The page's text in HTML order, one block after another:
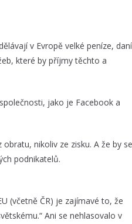
v Evropě velké peníze, daní
které by příjmy těchto a
jako je Facebook a
nikoliv ze zisku. A že by se
podnikatelů.
(včetně ČR) je zajímavé to, že
Ani se nehlasovalo v